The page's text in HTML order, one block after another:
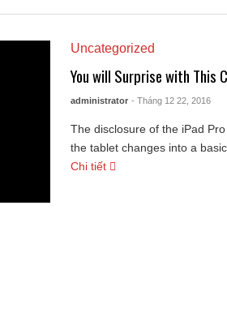
Uncategorized
You will Surprise with This
administrator - Tháng 12 22, 2016
The disclosure of the iPad
the tablet changes into a
Chi tiết